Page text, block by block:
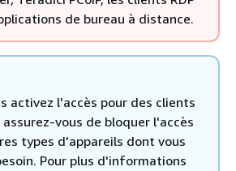
de bureau à distance.
activez l'accès pour des clients
vous de bloquer l'accès
types d'appareils dont vous
Pour plus d'informations